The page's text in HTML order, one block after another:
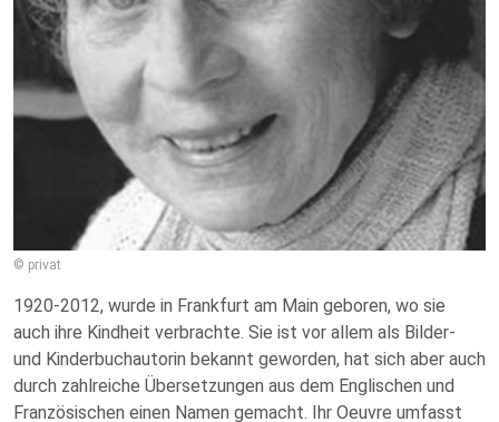
© privat
1920-2012, wurde in Frankfurt am Main geboren, wo sie
auch ihre Kindheit verbrachte. Sie ist vor allem als Bilder-
und Kinderbuchautorin bekannt geworden, hat sich aber auch
durch zahlreiche Übersetzungen aus dem Englischen und
Französischen einen Namen gemacht. Ihr Oeuvre umfasst